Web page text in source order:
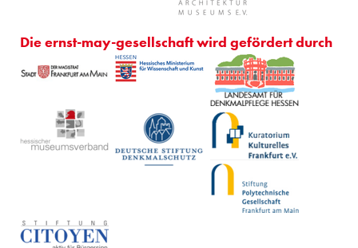
Die ernst-may-gesellschaft wird gefördert durch